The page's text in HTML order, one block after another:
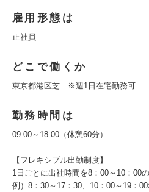
雇用形態は
正社員
どこで働くか
東京都港区芝 ※週1日在宅勤務可
勤務時間は
09:00～18:00（休憩60分）
【フレキシブル出勤制度】
1日ごとに出社時間を8：00～10：00
例）8：30～17：30、10：00～19：